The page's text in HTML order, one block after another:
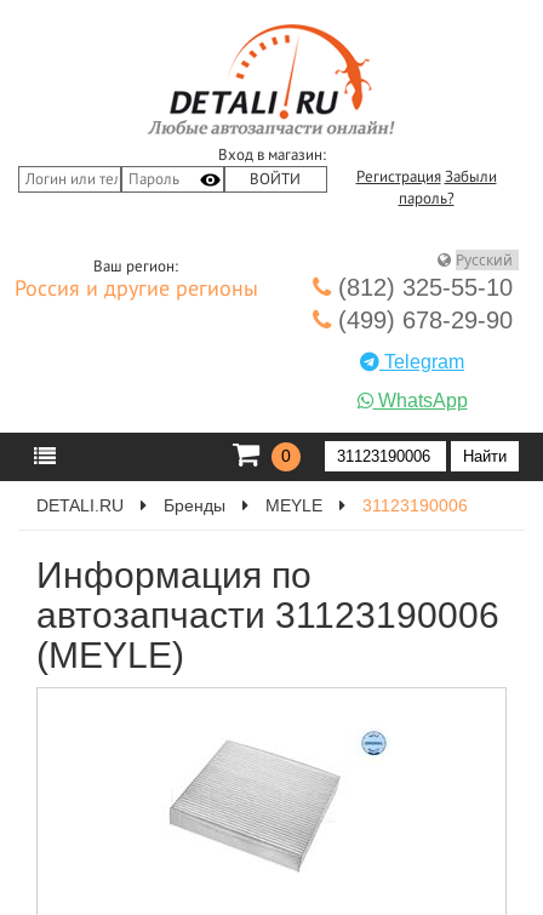
Вход в магазин:
Регистрация Забыли
пароль?
Ваш регион:
Россия и другие регионы
(812) 325-55-10
(499) 678-29-90
Telegram
WhatsApp
0
DETALI.RU Бренды MEYLE 31123190006
Информация по
автозапчасти 31123190006
(MEYLE)